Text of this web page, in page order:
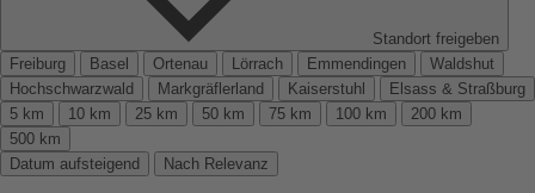
Standort freigeben
Freiburg
Basel Ortenau Lörrach Emmendingen
Waldshut
Hochschwarzwald
Markgräflerland Kaiserstuhl
Elsass & Straßburg
5 km
10 km 25 km 50 km 75 km 100 km
200 km
500 km
Datum aufsteigend
Nach Relevanz